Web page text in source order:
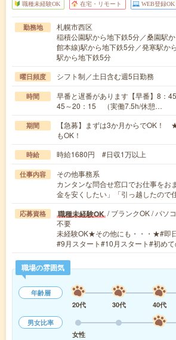
職種未経験OK 在宅・リモート WEB登録OK
勤務地
札幌市西区
稲積公園駅から地下鉄5分／桑園駅
館本線)駅から地下鉄5分／発寒駅か
駅から地下鉄5分
曜日頻度 シフト制／土日含む週5日勤務
時間
早番と遅番があります【早番】8：
45～20：15 （実働7.5h/休憩…
期間
【急募】まずは3か月からでOK！
もOK！
時給 時給1680円 #日収1万以上
仕事内容
その他事務系
カンタンな問合せ窓口でお仕事を
金を安くしたい」「引っ越したので
応募資格 職種未経験OK / ブランクOK / パソ
不要
未経験OK★その他にも・・・★#即
#9月スタート#10月スタート#初め
職場の雰囲気
年齢層
20代
30代 40代
男女比率
女性